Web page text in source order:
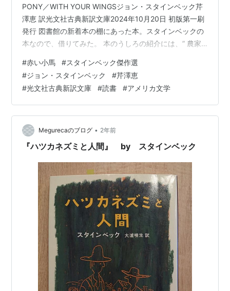
PONY／WITH YOUR WINGSジョン・スタインベック芹
澤恵 訳光文社古典新訳文庫2024年10月20日 初版第一刷
発行 図書館の新着本の棚にあった本。スタインベックの
本なので、借りてみた。 本のうしろの紹介には、” 農家
「赤い小馬」、 語り手が綿摘みの一家と朝食を共にする
名作「朝めし」、 その他 評価の高い短編「菊」、「白い
ウズラ」、「蛇」、「装具（ハーネス）」、「 正義の執
行者」、さらに2014年に再発見された幻の掌編「 銀の翼
で」を本邦初訳として収録。” とある。 ジョン・スタ…
#赤い小馬 #スタインベック傑作選
#ジョン・スタインベック #芹澤恵
#光文社古典新訳文庫 #読書 #アメリカ文学
Megurecaのブログ • 2年前
『ハツカネズミと人間』 by スタインベック